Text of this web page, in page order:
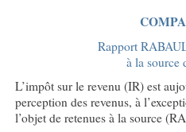
Rapport
à la source
L’impôt sur le revenu (IR) est
perception des revenus, à
l’objet de retenues à la source